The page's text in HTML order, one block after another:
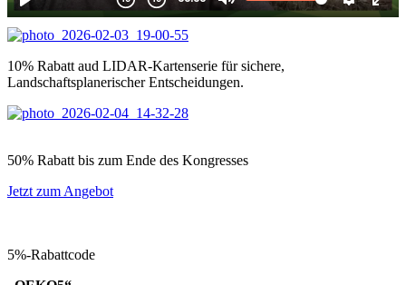
Unsere Empfehlungen, die wir selbst nutzen
10% Rabatt aud LIDAR-Kartenserie für sichere,
Landschaftsplanerischer Entscheidungen.
50% Rabatt bis zum Ende des Kongresses
Jetzt zum Angebot
5%-Rabattcode